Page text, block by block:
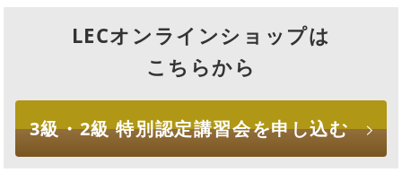
LECオンラインショップは
こちらから
3級・2級特別認定講習会を申し込む